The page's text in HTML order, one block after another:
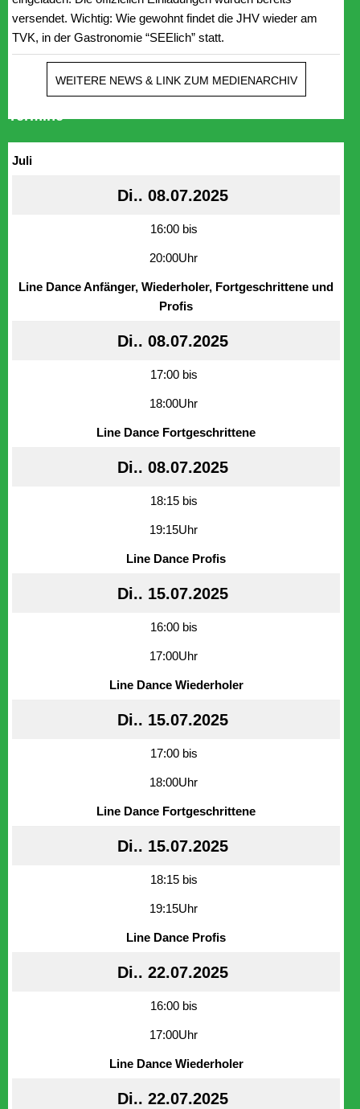
versendet. Wichtig: Wie gewohnt findet die JHV wieder am
TVK, in der Gastronomie “SEElich” statt.
WEITERE NEWS & LINK ZUM MEDIENARCHIV
Termine
Juli
Di.. 08.07.2025
16:00 bis
20:00Uhr
Line Dance Anfänger, Wiederholer, Fortgeschrittene und
Profis
Di.. 08.07.2025
17:00 bis
18:00Uhr
Line Dance Fortgeschrittene
Di.. 08.07.2025
18:15 bis
19:15Uhr
Line Dance Profis
Di.. 15.07.2025
16:00 bis
17:00Uhr
Line Dance Wiederholer
Di.. 15.07.2025
17:00 bis
18:00Uhr
Line Dance Fortgeschrittene
Di.. 15.07.2025
18:15 bis
19:15Uhr
Line Dance Profis
Di.. 22.07.2025
16:00 bis
17:00Uhr
Line Dance Wiederholer
Di.. 22.07.2025